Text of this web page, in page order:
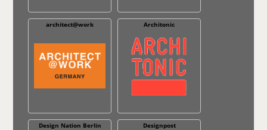
architect@work Architonic
Design Nation Berlin Designpost